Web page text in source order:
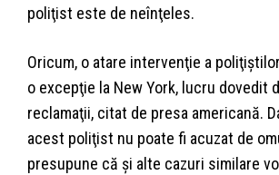
poliţist este de neînţeles.
Oricum, o atare intervenţie a
o excepţie la New York, lucru dovedit
reclamaţii, citat de presa americană.
acest poliţist nu poate fi acuzat de
presupune că şi alte cazuri similare